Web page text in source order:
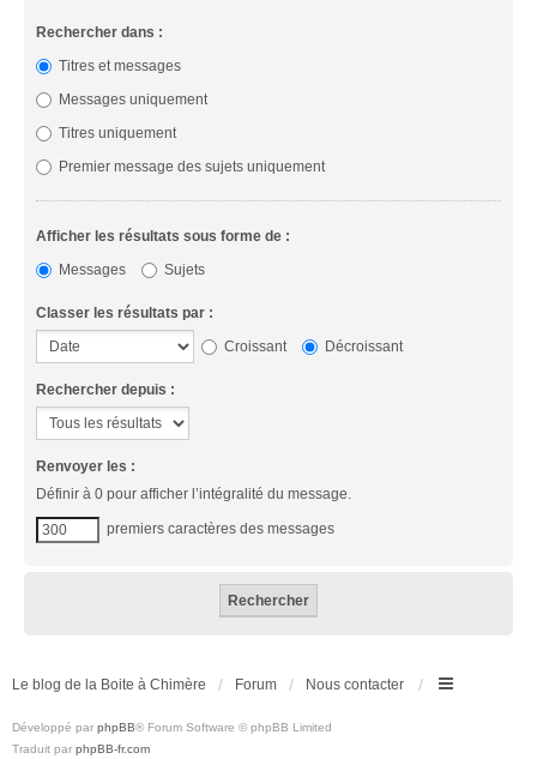
Rechercher dans :
Titres et messages
Messages uniquement
Titres uniquement
Premier message des sujets uniquement
Afficher les résultats sous forme de :
Messages
Sujets
Classer les résultats par :
Croissant
Décroissant
Rechercher depuis :
Renvoyer les :
Définir à 0 pour afficher l’intégralité du message.
premiers caractères des messages
Le blog de la Boite à Chimère Forum Nous contacter
Développé par phpBB® Forum Software © phpBB Limited
Traduit par phpBB-fr.com